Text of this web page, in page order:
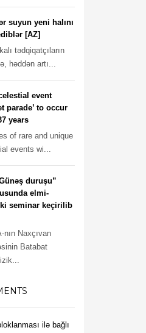
suyun yeni halını
[AZ]
tədqiqatçıların
həddən artı...
event
parade’ to occur
years
of rare and unique
events wi...
duruşu”
elmi-
seminar keçirilib
nın Naxçıvan
Batabat
ilə bağlı